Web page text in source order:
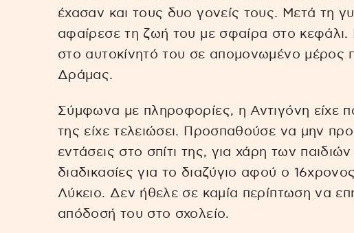
έχασαν και τους δυο γονείς τους. Μετά τη
αφαίρεσε τη ζωή του με σφαίρα στο
στο αυτοκίνητό του σε απομονωμένο μέρος
Δράμας.
Σύμφωνα με πληροφορίες, η Αντιγόνη είχε
της είχε τελειώσει. Προσπαθούσε να μην
εντάσεις στο σπίτι της, για χάρη των
διαδικασίες για το διαζύγιο αφού ο
Λύκειο. Δεν ήθελε σε καμία περίπτωση να
απόδοσή του στο σχολείο.